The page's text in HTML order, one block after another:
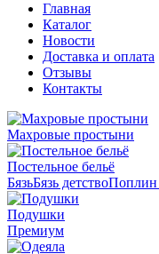
Главная
Каталог
Новости
Доставка и оплата
Отзывы
Контакты
Махровые простыни
Постельное бельё
БязьБязь детствоПоплин
Подушки
Премиум